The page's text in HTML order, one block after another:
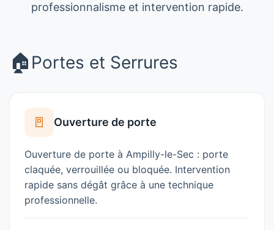
professionnalisme et intervention rapide.
🏠 Portes et Serrures
🚪 Ouverture de porte
Ouverture de porte à Ampilly-le-Sec : porte
claquée, verrouillée ou bloquée. Intervention
rapide sans dégât grâce à une technique
professionnelle.